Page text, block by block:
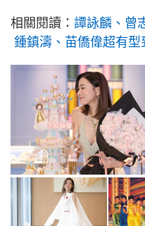
相關閱讀： 譚詠麟、曾
鍾鎮濤、苗僑偉超有